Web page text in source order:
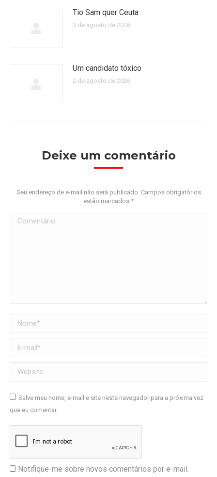
Tio Sam quer Ceuta
3 de agosto de 2026
Um candidato tóxico
2 de agosto de 2026
Deixe um comentário
Seu endereço de e-mail não será publicado. Campos obrigatórios
estão marcados *
Comentário
Nome *
E-mail *
Website
Salve meu nome, e-mail e site neste navegador para a próxima vez
que eu comentar.
Notifique-me sobre novos comentários por e-mail.